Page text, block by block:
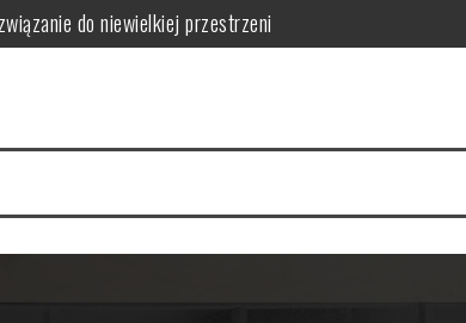
dla każdego domu
wnętrza
i estetykę?
prysznicowej?
do niewielkiej przestrzeni